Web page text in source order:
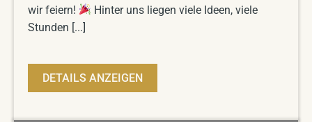
wir feiern!
Hinter uns liegen viele Ideen, viele
Stunden [...]
DETAILS ANZEIGEN